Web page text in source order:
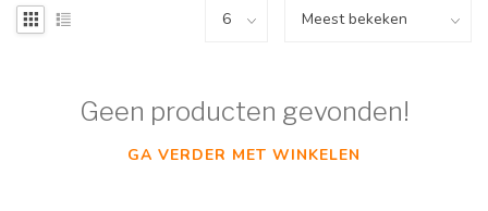
Geen producten gevonden!
GA VERDER MET WINKELEN